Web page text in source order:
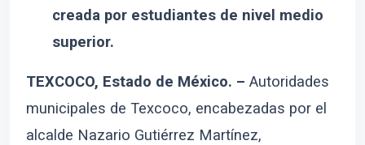
creada por estudiantes de nivel medio
superior.
TEXCOCO, Estado de México. – Autoridades
municipales de Texcoco, encabezadas por el
alcalde Nazario Gutiérrez Martínez,